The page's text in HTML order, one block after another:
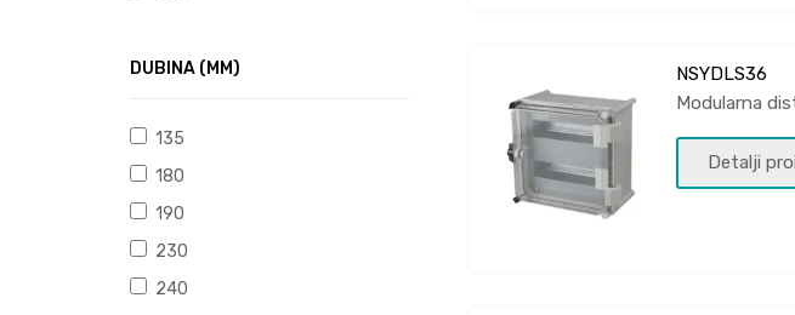
NSYDLS36
Modularna
Detalji
DUBINA (MM)
135
180
190
230
240